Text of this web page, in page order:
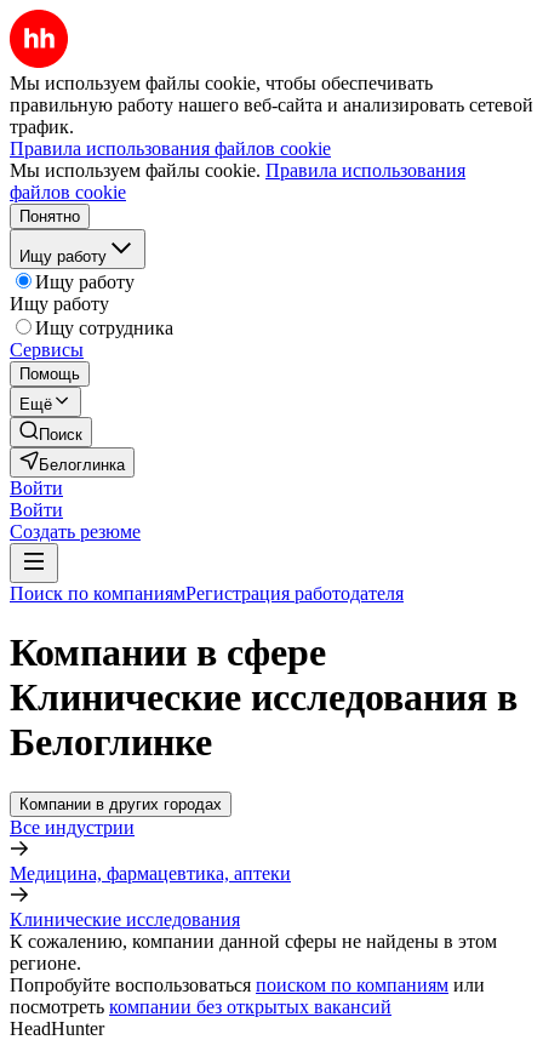
Мы используем файлы cookie, чтобы обеспечивать
правильную работу нашего веб-сайта и анализировать сетевой
трафик.
Правила использования файлов cookie
Мы используем файлы cookie. Правила использования
файлов cookie
Понятно
Ищу работу
Ищу работу
Ищу работу
Ищу сотрудника
Сервисы
Помощь
Ещё
Поиск
Белоглинка
Войти
Войти
Создать резюме
Поиск по компаниямРегистрация работодателя
Компании в сфере
Клинические исследования в
Белоглинке
Компании в других городах
Все индустрии
Медицина, фармацевтика, аптеки
Клинические исследования
К сожалению, компании данной сферы не найдены в этом
регионе.
Попробуйте воспользоваться поиском по компаниям или
посмотреть компании без открытых вакансий
HeadHunter